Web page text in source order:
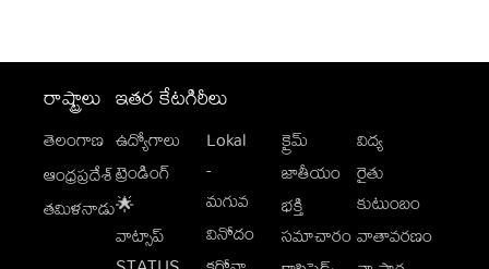
రాష్ట్రాలు
తెలంగాణ
ఆంధ్రప్రదేశ్
తమిళనాడు
ఇతర కేటగిరీలు
ఉద్యోగాలు
ట్రెండింగ్
🌟
వాట్సాప్
Lokal
-
మగువ
వినోదం
క్రైమ్
జాతీయం
భక్తి
సమాచారం
విద్య
రైతు
కుటుంబం
వాతావరణం